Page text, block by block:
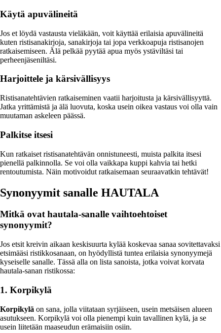
Käytä apuvälineitä
Jos et löydä vastausta vieläkään, voit käyttää erilaisia apuvälineitä
kuten ristisanakirjoja, sanakirjoja tai jopa verkkoapuja ristisanojen
ratkaisemiseen. Älä pelkää pyytää apua myös ystäviltäsi tai
perheenjäseniltäsi.
Harjoittele ja kärsivällisyys
Ristisanatehtävien ratkaiseminen vaatii harjoitusta ja kärsivällisyyttä.
Jatka yrittämistä ja älä luovuta, koska usein oikea vastaus voi olla vain
muutaman askeleen päässä.
Palkitse itsesi
Kun ratkaiset ristisanatehtävän onnistuneesti, muista palkita itsesi
pienellä palkinnolla. Se voi olla vaikkapa kuppi kahvia tai hetki
rentoutumista. Näin motivoidut ratkaisemaan seuraavatkin tehtävät!
Synonyymit sanalle HAUTALA
Mitkä ovat hautala-sanalle vaihtoehtoiset
synonyymit?
Jos etsit kreivin aikaan keskisuurta kylää koskevaa sanaa sovitettavaksi
etsimääsi ristikkosanaan, on hyödyllistä tuntea erilaisia synonyymejä
kyseiselle sanalle. Tässä alla on lista sanoista, jotka voivat korvata
hautala-sanan ristikossa:
1. Korpikylä
Korpikylä on sana, jolla viitataan syrjäiseen, usein metsäisen alueen
asutukseen. Korpikylä voi olla pienempi kuin tavallinen kylä, ja se
usein liitetään maaseudun erämaisiin osiin.